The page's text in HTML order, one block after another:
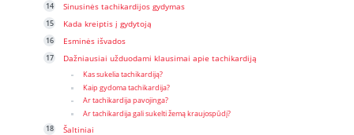
Sinusinės tachikardijos gydymas
Kada kreiptis į gydytoją
Esminės išvados
Dažniausiai užduodami klausimai apie tachikardiją
Kas sukelia tachikardiją?
Kaip gydoma tachikardija?
Ar tachikardija pavojinga?
Ar tachikardija gali sukelti žemą kraujospūdį?
Šaltiniai